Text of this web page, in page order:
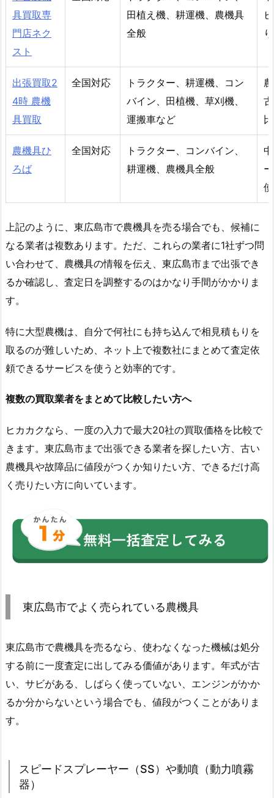
具買取専
門店ネク
スト
田植え機、耕運機、農機具
全般
出張買取2
4時 農機
具買取
全国対応
トラクター、耕運機、コン
バイン、田植機、草刈機、
運搬車など
農機具ひ
ろば
全国対応
トラクター、コンバイン、
耕運機、農機具全般
上記のように、東広島市で農機具を売る場合でも、候補に
なる業者は複数あります。ただ、これらの業者に1社ずつ問
い合わせて、農機具の情報を伝え、東広島市まで出張でき
るか確認し、査定日を調整するのはかなり手間がかかりま
す。
特に大型農機は、自分で何社にも持ち込んで相見積もりを
取るのが難しいため、ネット上で複数社にまとめて査定依
頼できるサービスを使うと効率的です。
複数の買取業者をまとめて比較したい方へ
ヒカカクなら、一度の入力で最大20社の買取価格を比較で
きます。東広島市まで出張できる業者を探したい方、古い
農機具や故障品に値段がつくか知りたい方、できるだけ高
く売りたい方に向いています。
東広島市でよく売られている農機具
東広島市で農機具を売るなら、使わなくなった機械は処分
する前に一度査定に出してみる価値があります。年式が古
い、サビがある、しばらく使っていない、エンジンがかか
るか分からないという場合でも、値段がつくことがありま
す。
スピードスプレーヤー（SS）や動噴（動力噴霧
器）